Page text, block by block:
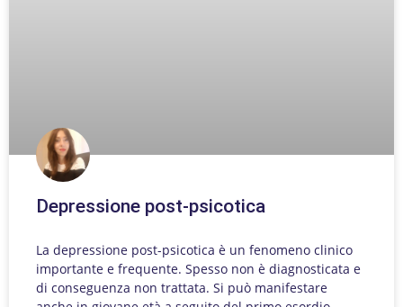
Depressione post-psicotica
La depressione post-psicotica è un fenomeno clinico
importante e frequente. Spesso non è diagnosticata e
di conseguenza non trattata. Si può manifestare